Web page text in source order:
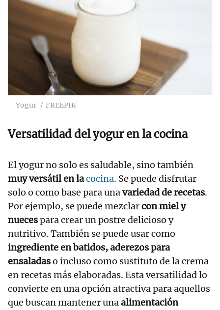
Yogur FREEPIK
Versatilidad del yogur en la cocina
El yogur no solo es saludable, sino también
muy versátil en lacocina. Se puede disfrutar
solo o como base para unavariedad de recetas.
Por ejemplo, se puede mezclarcon miel y
nuecespara crear un postre delicioso y
nutritivo. También se puede usar como
ingrediente en batidos, aderezos para
ensaladaso incluso como sustituto de la crema
en recetas más elaboradas. Esta versatilidad lo
convierte en una opción atractiva para aquellos
que buscan mantener unaalimentación